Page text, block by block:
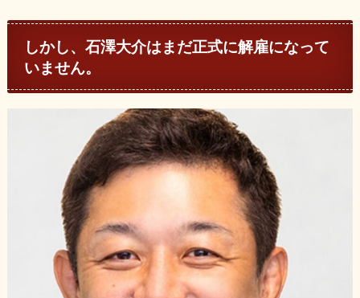
しかし、石澤大介はまだ正式に解雇になって
いません。